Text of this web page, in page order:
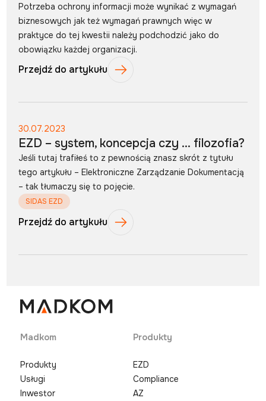
Potrzeba ochrony informacji może wynikać z wymagań
biznesowych jak też wymagań prawnych więc w
praktyce do tej kwestii należy podchodzić jako do
obowiązku każdej organizacji.
Przejdź do artykułu
30.07.2023
EZD – system, koncepcja czy … filozofia?
Jeśli tutaj trafiłeś to z pewnością znasz skrót z tytułu
tego artykułu – Elektroniczne Zarządzanie Dokumentacją
– tak tłumaczy się to pojęcie.
SIDAS EZD
Przejdź do artykułu
Madkom
Produkty
Usługi
Inwestor
Produkty
EZD
Compliance
AZ